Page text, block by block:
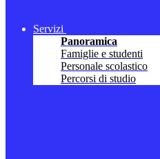
Servizi
Panoramica
Famiglie e studenti
Personale scolastico
Percorsi di studio